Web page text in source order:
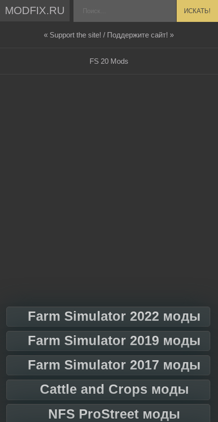
MODFIX.RU ИСКАТЬ!
« Support the site! / Поддержите сайт! »
FS 20 Mods
Farm Simulator 2022 моды
Farm Simulator 2019 моды
Farm Simulator 2017 моды
Cattle and Crops моды
NFS ProStreet моды